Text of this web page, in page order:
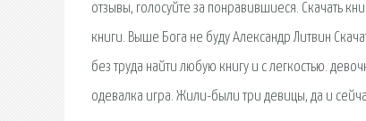
отзывы, голосуйте за понравившиеся. Cкачать
книги. Выше Бога не буду Александр Литвин
без труда найти любую книгу и с легкостью.
одевалка игра. Жили-были три девицы, да и